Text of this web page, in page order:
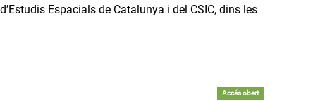
Espacials de Catalunya i del CSIC, dins les
Accés obert